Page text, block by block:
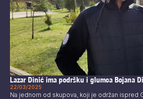
Lazar Dinić ima podršku i glumca Bojana
22/03/2025
Na jednom od skupova, koji je održan ispred